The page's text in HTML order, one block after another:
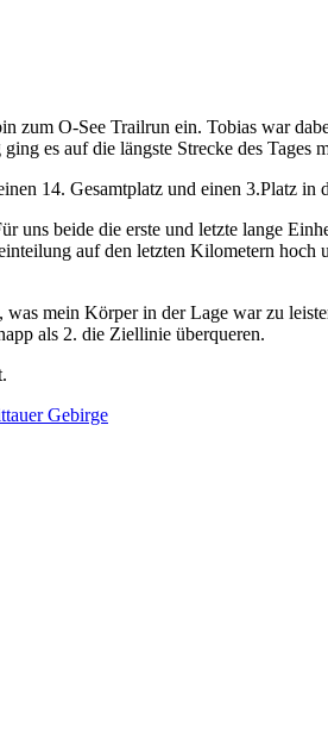
O-See Trailrun ein. Tobias war
es auf die längste Strecke des Tages
14. Gesamtplatz und einen 3.Platz in
beide die erste und letzte lange
auf den letzten Kilometern
mein Körper in der Lage war zu
als 2. die Ziellinie überqueren.
Gebirge